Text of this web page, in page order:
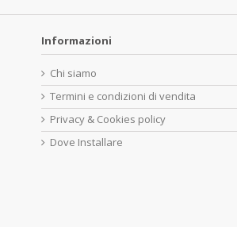
Informazioni
Chi siamo
Termini e condizioni di vendita
Privacy & Cookies policy
Dove Installare